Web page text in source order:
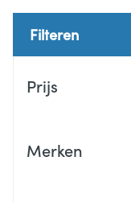
Filteren
Prijs
Merken